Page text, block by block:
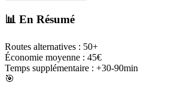
📊 En Résumé
Routes alternatives : 50+
Économie moyenne : 45€
Temps supplémentaire : +30-90min
🎯